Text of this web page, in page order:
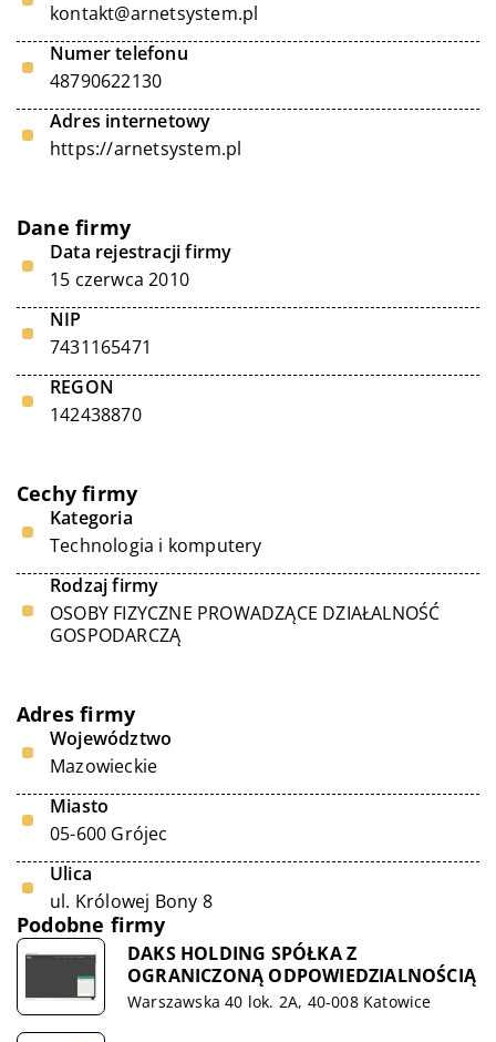
kontakt@arnetsystem.pl
Numer telefonu
48790622130
Adres internetowy
https://arnetsystem.pl
Dane firmy
Data rejestracji firmy
15 czerwca 2010
NIP
7431165471
REGON
142438870
Cechy firmy
Kategoria
Technologia i komputery
Rodzaj firmy
OSOBY FIZYCZNE PROWADZĄCE DZIAŁALNOŚĆ
GOSPODARCZĄ
Adres firmy
Województwo
Mazowieckie
Miasto
05-600 Grójec
Ulica
ul. Królowej Bony 8
Podobne firmy
DAKS HOLDING SPÓŁKA Z
OGRANICZONĄ ODPOWIEDZIALNOŚCIĄ
Warszawska 40 lok. 2A, 40-008 Katowice